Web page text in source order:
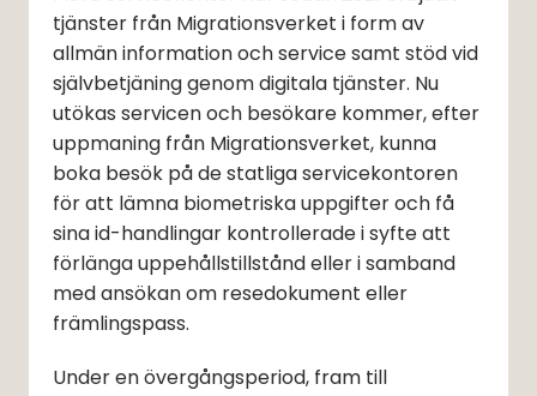
tjänster från Migrationsverket i form av
allmän information och service samt stöd vid
självbetjäning genom digitala tjänster. Nu
utökas servicen och besökare kommer, efter
uppmaning från Migrationsverket, kunna
boka besök på de statliga servicekontoren
för att lämna biometriska uppgifter och få
sina id-handlingar kontrollerade i syfte att
förlänga uppehållstillstånd eller i samband
med ansökan om resedokument eller
främlingspass.
Under en övergångsperiod, fram till